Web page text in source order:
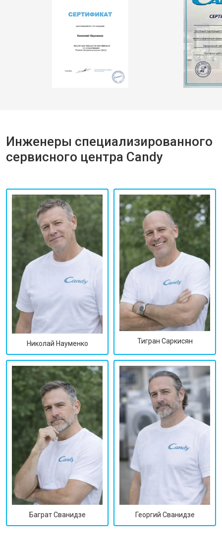
Инженеры специализированного
сервисного центра Candy
Николай Науменко Тигран Саркисян
Баграт Сванидзе Георгий Сванидзе